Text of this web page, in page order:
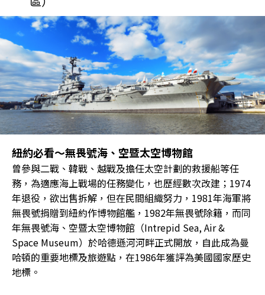
紐約必看～無畏號海、空暨太空博物館
曾參與二戰、韓戰、越戰及擔任太空計劃的救援船等任
務，為適應海上戰場的任務變化，也歷經數次改建；1974
年退役，欲出售拆解，但在民間組織努力，1981年海軍將
無畏號捐贈到紐約作博物館艦，1982年無畏號除籍，而同
年無畏號海、空暨太空博物館（Intrepid Sea, Air &
Space Museum）於哈德遜河河畔正式開放，自此成為曼
哈頓的重要地標及旅遊點，在1986年獲評為美國國家歷史
地標。